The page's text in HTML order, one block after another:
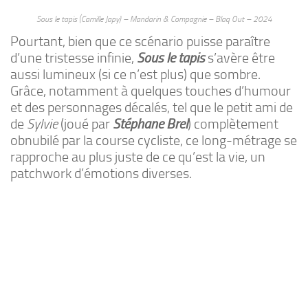
Sous le tapis (Camille Japy) – Mandarin & Compagnie – Blaq Out – 2024
Pourtant, bien que ce scénario puisse paraître
d’une tristesse infinie, Sous le tapiss’avère être
aussi lumineux (si ce n’est plus) que sombre.
Grâce, notamment à quelques touches d’humour
et des personnages décalés, tel que le petit ami de
de Sylvie(joué par Stéphane Brel) complètement
obnubilé par la course cycliste, ce long-métrage se
rapproche au plus juste de ce qu’est la vie, un
patchwork d’émotions diverses.